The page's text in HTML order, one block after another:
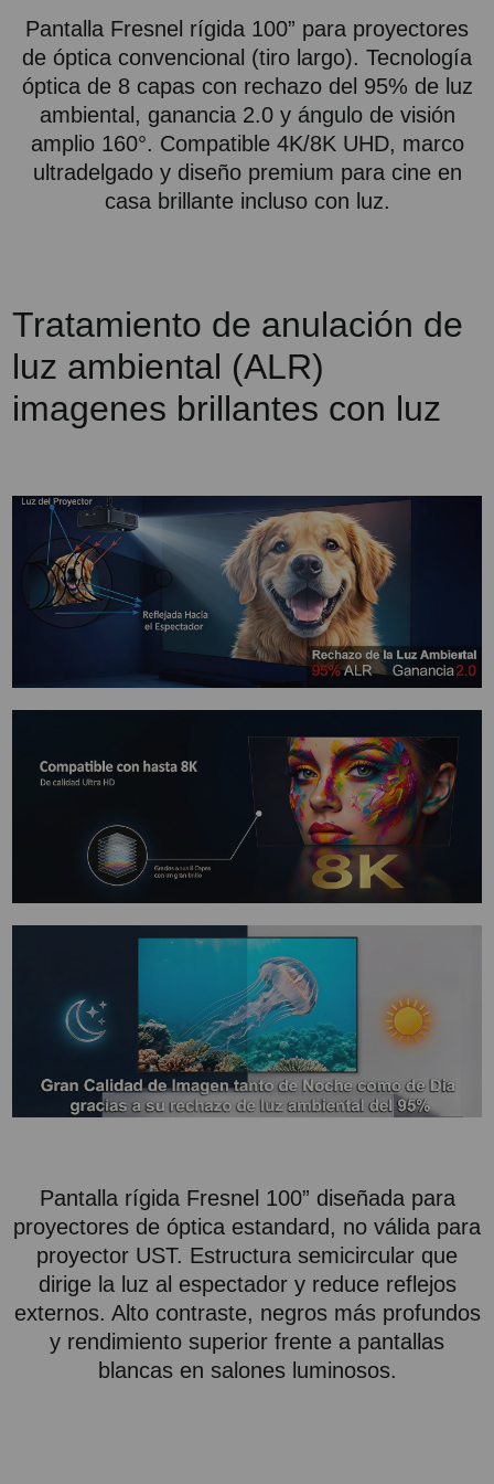
Pantalla Fresnel rígida 100” para proyectores
de óptica convencional (tiro largo). Tecnología
óptica de 8 capas con rechazo del 95% de luz
ambiental, ganancia 2.0 y ángulo de visión
amplio 160°. Compatible 4K/8K UHD, marco
ultradelgado y diseño premium para cine en
casa brillante incluso con luz.
Tratamiento de anulación de
luz ambiental (ALR)
imagenes brillantes con luz
Pantalla rígida Fresnel 100” diseñada para
proyectores de óptica estandard, no válida para
proyector UST. Estructura semicircular que
dirige la luz al espectador y reduce reflejos
externos. Alto contraste, negros más profundos
y rendimiento superior frente a pantallas
blancas en salones luminosos.